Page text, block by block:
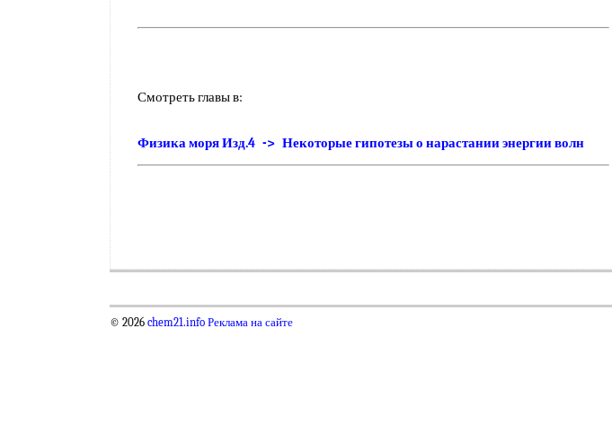
Смотреть главы в:
Физика моря Изд.4 -> Некоторые гипотезы о нарастании энергии волн
© 2026 chem21.info Реклама на сайте